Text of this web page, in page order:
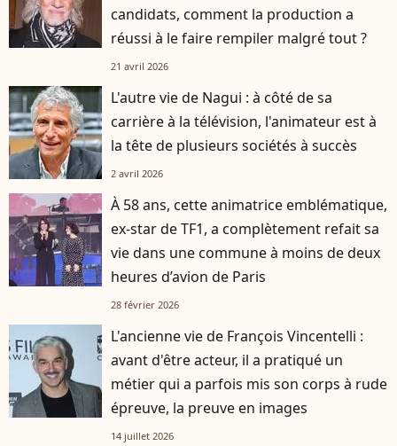
candidats, comment la production a
réussi à le faire rempiler malgré tout ?
21 avril 2026
L'autre vie de Nagui : à côté de sa
carrière à la télévision, l'animateur est à
la tête de plusieurs sociétés à succès
2 avril 2026
À 58 ans, cette animatrice emblématique,
ex-star de TF1, a complètement refait sa
vie dans une commune à moins de deux
heures d’avion de Paris
28 février 2026
L'ancienne vie de François Vincentelli :
avant d'être acteur, il a pratiqué un
métier qui a parfois mis son corps à rude
épreuve, la preuve en images
14 juillet 2026